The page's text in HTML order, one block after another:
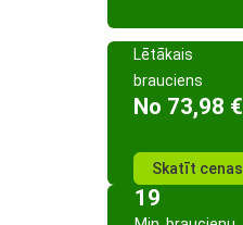
Lētākais
brauciens
No 73,98 €
Skatīt cenas
19